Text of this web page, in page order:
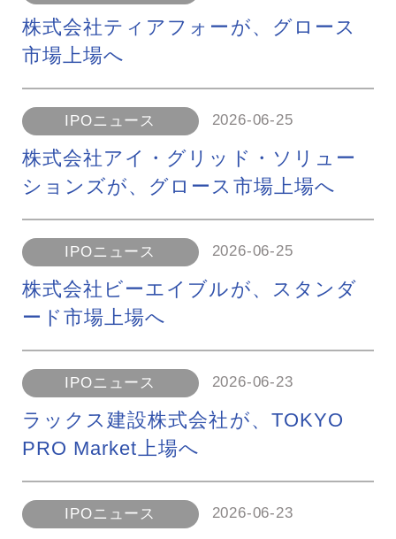
株式会社ティアフォーが、グロース
市場上場へ
IPOニュース 2026-06-25
株式会社アイ・グリッド・ソリュー
ションズが、グロース市場上場へ
IPOニュース 2026-06-25
株式会社ビーエイブルが、スタンダ
ード市場上場へ
IPOニュース 2026-06-23
ラックス建設株式会社が、TOKYO
PRO Market上場へ
IPOニュース 2026-06-23